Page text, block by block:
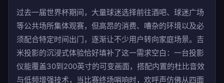
过去一届世界杯期间，大量球迷选择前往酒吧、球迷广场
等公共场所集体观赛，但高昂的消费、嘈杂的环境以及必
须配合特定时间出门，逐渐让不少用户转向家庭场景。吉
米投影的沉浸式体验恰好填补了这一需求空白：一台投影
仪能覆盖30到200英寸的可变画面，搭配内置的杜比音效
与低频增强技术，当比赛终场哨响时，欢呼声仿佛从四面